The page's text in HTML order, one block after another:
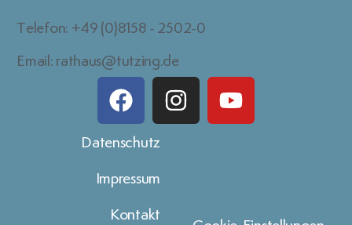
Telefon: +49 (0)8158 - 2502-0
Email: rathaus@tutzing.de
Datenschutz
Impressum
Kontakt